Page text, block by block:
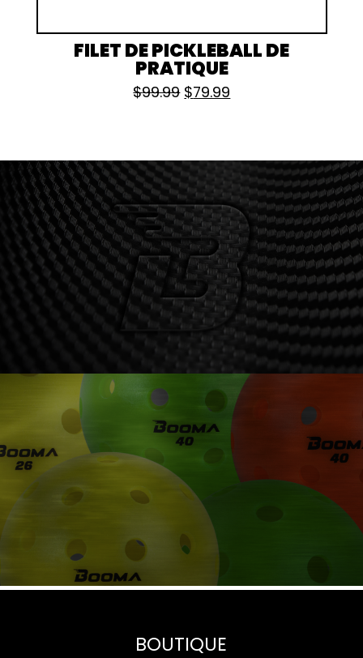
FILET DE PICKLEBALL DE
PRATIQUE
$99.99 Le prix initial était :
$79.99
BOUTIQUE